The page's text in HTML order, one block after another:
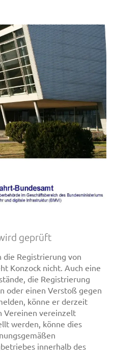
geprüft
die Registrierung von
Konzock nicht. Auch eine
die Registrierung
oder einen Verstoß gegen
könne er derzeit
Vereinen vereinzelt
werden, könne dies
innerhalb des